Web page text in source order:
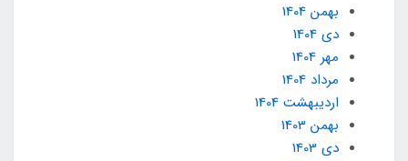
بهمن 1404
دی 1404
مهر 1404
مرداد 1404
ارديبهشت 1404
بهمن 1403
دی 1403